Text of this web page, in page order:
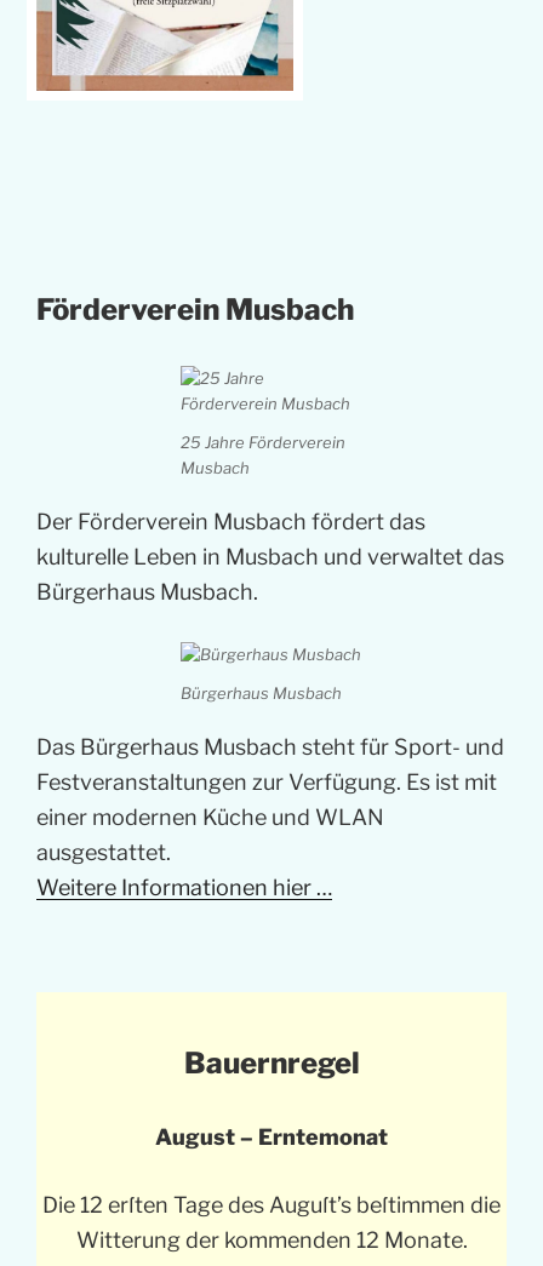
Förderverein Musbach
25 Jahre Förderverein
Musbach
Der Förderverein Musbach fördert das
kulturelle Leben in Musbach und verwaltet das
Bürgerhaus Musbach.
Bürgerhaus Musbach
Das Bürgerhaus Musbach steht für Sport- und
Festveranstaltungen zur Verfügung. Es ist mit
einer modernen Küche und WLAN
ausgestattet.
Weitere Informationen hier …
Bauernregel
August – Erntemonat
Die 12 erſten Tage des Auguſt’s beſtimmen die
Witterung der kommenden 12 Monate.